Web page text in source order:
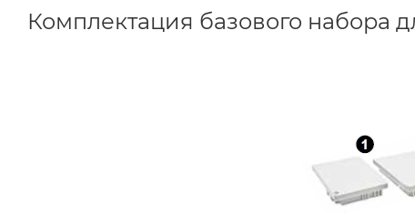
Комплектация базового набора